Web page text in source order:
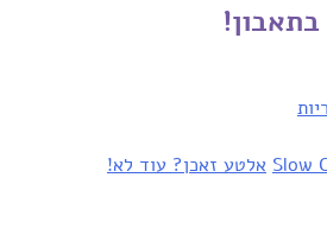
בתאבון! ‏
אלטע זאכן? עוד לא! Slow